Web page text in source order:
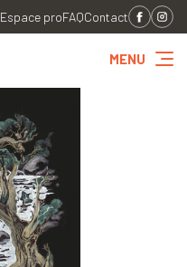
Espace proFAQContact
MENU